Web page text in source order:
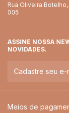
Rua Oliveira
005
ASSINE NOSSA
NOVIDADES.
Meios de